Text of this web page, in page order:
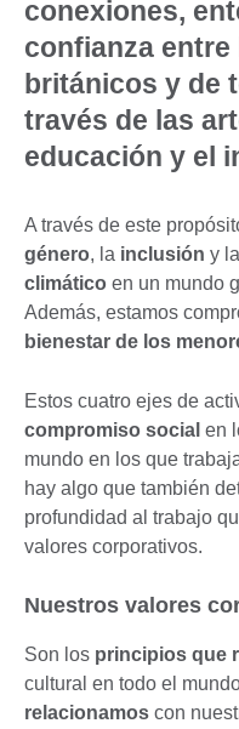
conexiones,
confianza
británicos y de
través de las
educación y el
A través de este
género, la inclusión y la
climático en un mundo
Además, estamos
bienestar de los
Estos cuatro ejes de
compromiso social en
mundo en los que
hay algo que también
profundidad al trabajo
valores corporativos.
Nuestros valores
Son los principios que
cultural en todo el
relacionamos con